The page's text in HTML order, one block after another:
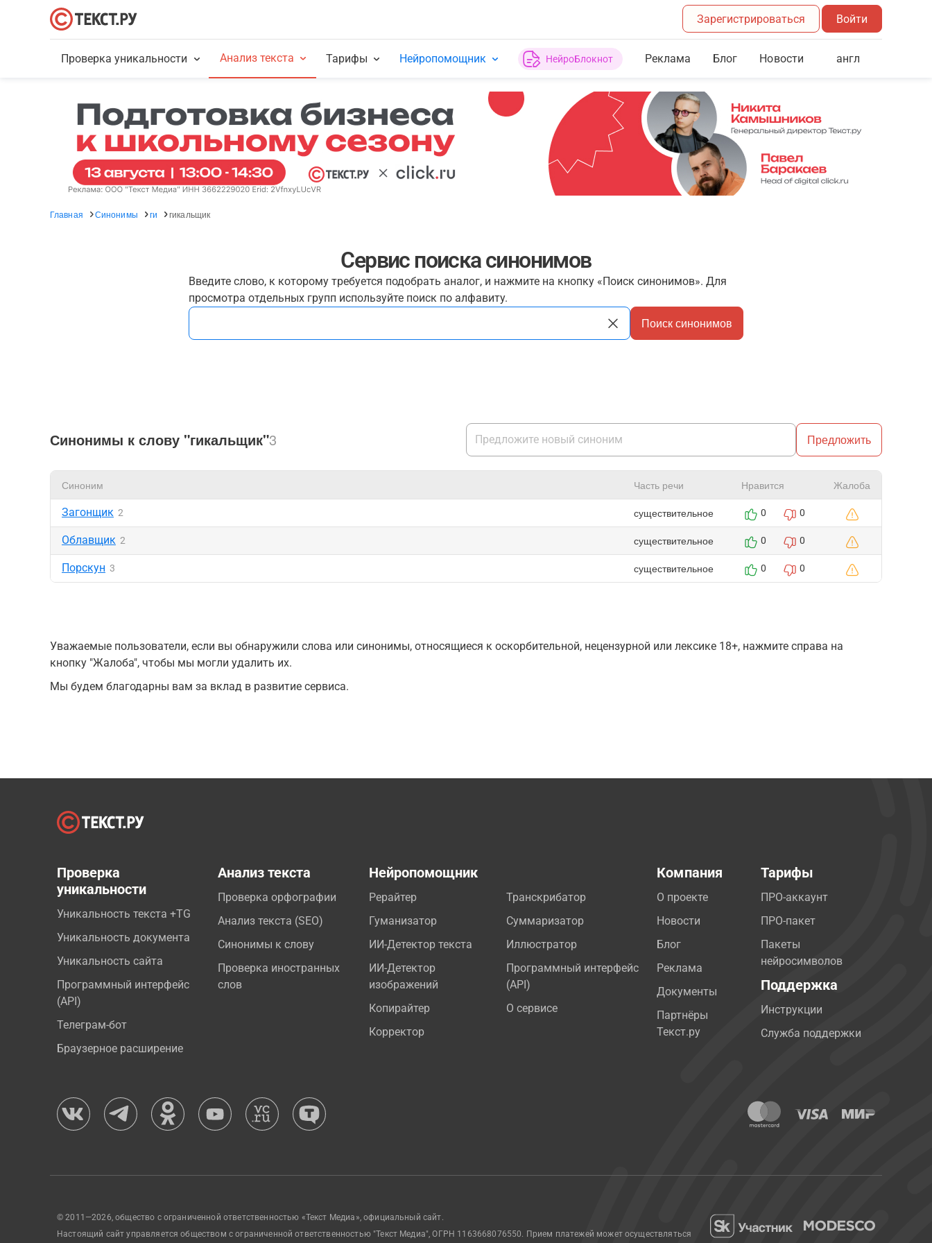
Зарегистрироваться Войти
Проверка уникальности Анализ текста Тарифы Нейропомощник НейроБлокнот Реклама Блог Новости англ
Главная Синонимы ги гикальщик
Сервис поиска синонимов
Введите слово, к которому требуется подобрать аналог, и нажмите на кнопку «Поиск синонимов». Для
просмотра отдельных групп используйте поиск по алфавиту.
Поиск синонимов
Синонимы к слову "гикальщик"3 Предложить
Синоним Часть речи Нравится Жалоба
Загонщик 2 существительное 0 0
Облавщик 2 существительное 0 0
Порскун 3 существительное 0 0
Уважаемые пользователи, если вы обнаружили слова или синонимы, относящиеся к оскорбительной, нецензурной или лексике 18+, нажмите справа на
кнопку "Жалоба", чтобы мы могли удалить их.
Мы будем благодарны вам за вклад в развитие сервиса.
Проверка
уникальности
Уникальность текста +TG
Уникальность документа
Уникальность сайта
Программный интерфейс
(API)
Телеграм-бот
Браузерное расширение
Анализ текста
Проверка орфографии
Анализ текста (SEO)
Синонимы к слову
Проверка иностранных
слов
Нейропомощник
Рерайтер
Гуманизатор
ИИ-Детектор текста
ИИ-Детектор
изображений
Копирайтер
Корректор
Транскрибатор
Суммаризатор
Иллюстратор
Программный интерфейс
(API)
О сервисе
Компания
О проекте
Новости
Блог
Реклама
Документы
Партнёры
Текст.ру
Тарифы
ПРО-аккаунт
ПРО-пакет
Пакеты
нейросимволов
Поддержка
Инструкции
Служба поддержки
© 2011—2026, общество с ограниченной ответственностью «Текст Медиа», официальный сайт.
Настоящий сайт управляется обществом с ограниченной ответственностью "Текст Медиа", ОГРН 1163668076550. Прием платежей может осуществляться